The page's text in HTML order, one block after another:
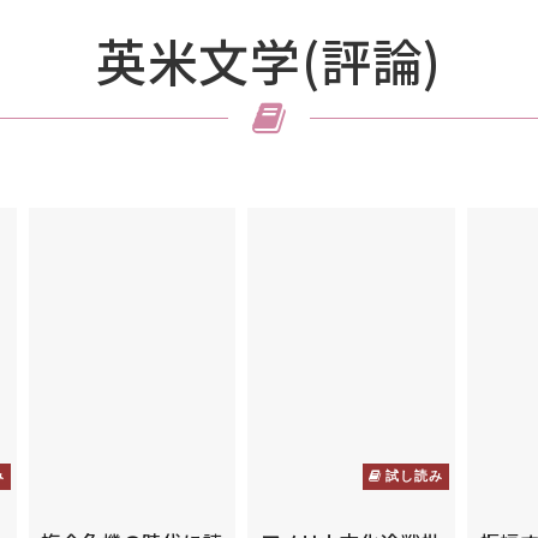
英米文学(評論)
試し読み